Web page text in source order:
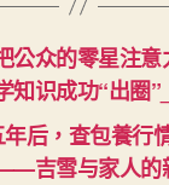
公众的零星注
知识成功“出圈
后，查包養行
吉雪与家人的